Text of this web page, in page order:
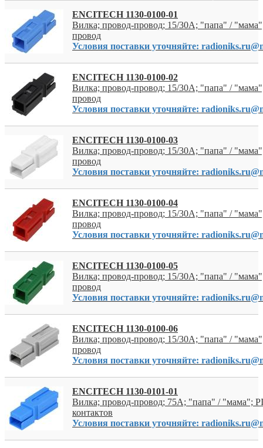
ENCITECH 1130-0100-01
Вилка; провод-провод; 15/30A; "папа" /
провод
Условия поставки уточняйте:
ENCITECH 1130-0100-02
Вилка; провод-провод; 15/30A; "папа" /
провод
Условия поставки уточняйте:
ENCITECH 1130-0100-03
Вилка; провод-провод; 15/30A; "папа" /
провод
Условия поставки уточняйте:
ENCITECH 1130-0100-04
Вилка; провод-провод; 15/30A; "папа" /
провод
Условия поставки уточняйте:
ENCITECH 1130-0100-05
Вилка; провод-провод; 15/30A; "папа" /
провод
Условия поставки уточняйте:
ENCITECH 1130-0100-06
Вилка; провод-провод; 15/30A; "папа" /
провод
Условия поставки уточняйте:
ENCITECH 1130-0101-01
Вилка; провод-провод; 75A; "папа" / "мама";
контактов
Условия поставки уточняйте: